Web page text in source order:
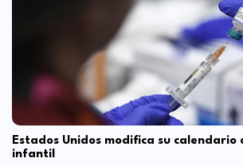
Estados Unidos modifica su calendario
infantil